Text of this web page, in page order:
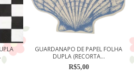
GUARDANAPO DE PAPEL FOLHA
DUPLA (RECORTA...
R$5,00